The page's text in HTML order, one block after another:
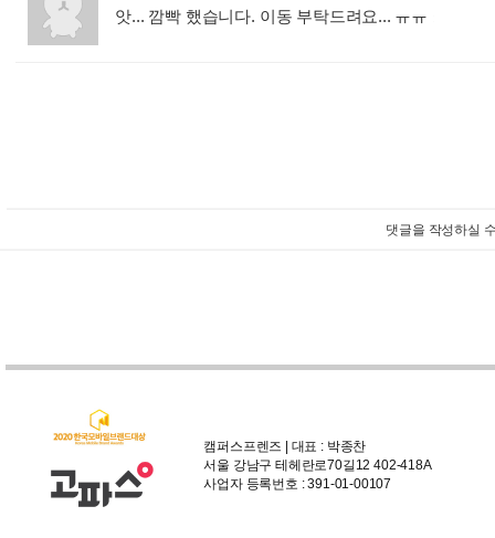
앗... 깜빡 했습니다. 이동 부탁드려요... ㅠㅠ
댓글을 작성하실
캠퍼스프렌즈 | 대표 : 박종찬
서울 강남구 테헤란로70길12 402-418A
사업자 등록번호 : 391-01-00107